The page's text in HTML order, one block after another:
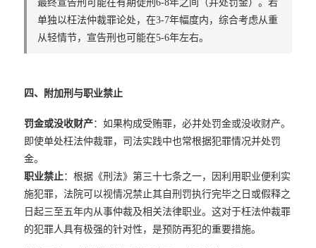
最终宣告刑可能在有期徒刑6-8年之间（并处罚金）。若
单独以枉法仲裁罪论处，在3-7年幅度内，综合考虑从重
从轻情节，宣告刑也可能在5-6年左右。
四、附加刑与职业禁止
罚金或没收财产：如果构成受贿罪，必并处罚金或没收财产。
即使单处枉法仲裁罪，司法实践中也常根据犯罪情况并处罚
金。
职业禁止：根据《刑法》第三十七条之一，因利用职业便利实
施犯罪，法院可以视情况禁止其自刑罚执行完毕之日或假释之
日起三至五年内从事仲裁及相关法律职业。这对于枉法仲裁罪
的犯罪人具有极强的针对性，是预防再犯的重要措施。